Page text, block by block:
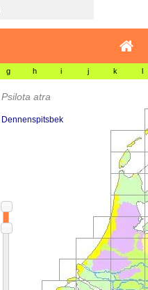
g h i j k l
Psilota atra
Dennenspitsbek